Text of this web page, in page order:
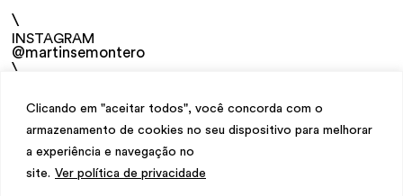
Clicando em "aceitar todos", você concorda com o
armazenamento de cookies no seu dispositivo para melhorar
a experiência e navegação no
site. Ver política de privacidade
\
INSTAGRAM
@martinsemontero
\